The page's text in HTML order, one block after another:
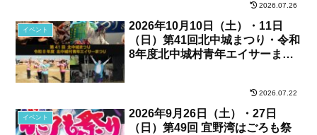
2026.07.26
イベント
2026年10月10日（土）・11日
（日）第41回北中城まつり・令和
8年度北中城村青年エイサーまつ
2026.07.22
イベント
2026年9月26日（土）・27日
（日）第49回 宜野湾はごろも祭